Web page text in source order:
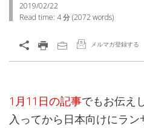
2019/02/22
Read time: 4 分(2072words)
メルマガ登録する
1月11日の記事でもお伝え
入ってから日本向けにラ